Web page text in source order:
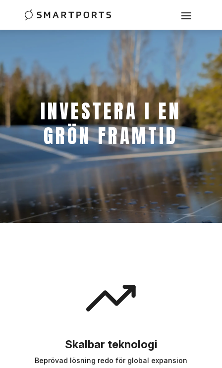
INVESTERA I EN
GRÖN FRAMTID
Skalbar teknologi
Beprövad lösning redo för global expansion